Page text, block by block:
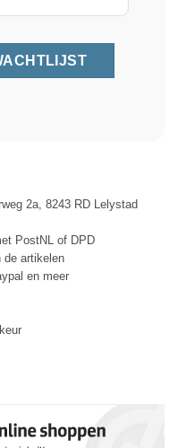
2a, 8243 RD Lelystad
PostNL of DPD
de artikelen
en meer